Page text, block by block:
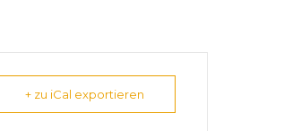
+ zu iCal exportieren